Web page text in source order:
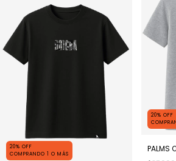
20% OFF
COMPRANDO 1 O MÁS
20% OFF
PALMS